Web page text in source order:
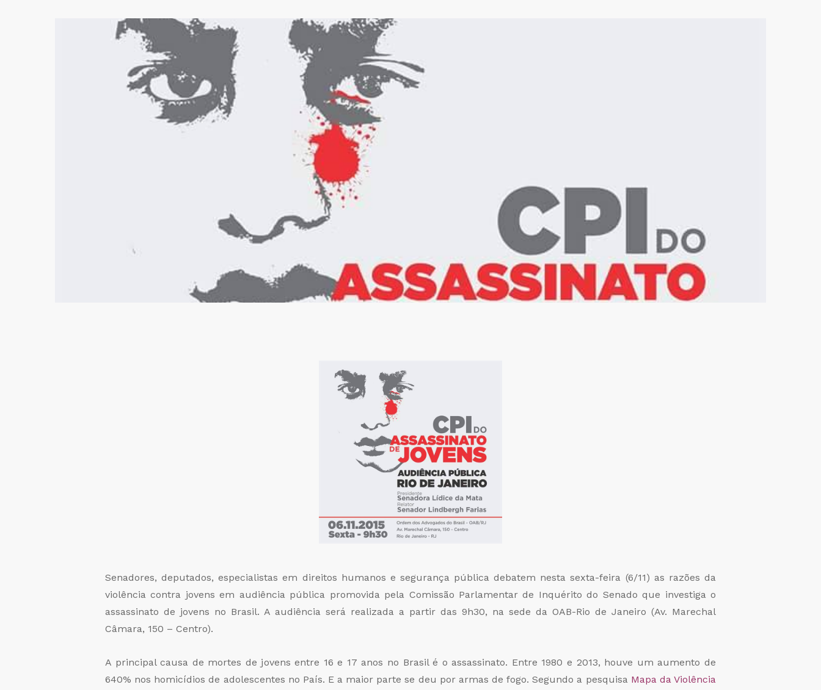
Senadores, deputados, especialistas em direitos humanos e segurança pública debatem nesta sexta-feira (6/11) as razões da
violência contra jovens em audiência pública promovida pela Comissão Parlamentar de Inquérito do Senado que investiga o
assassinato de jovens no Brasil. A audiência será realizada a partir das 9h30, na sede da OAB-Rio de Janeiro (Av. Marechal
Câmara, 150 – Centro).
A principal causa de mortes de jovens entre 16 e 17 anos no Brasil é o assassinato. Entre 1980 e 2013, houve um aumento de
640% nos homicídios de adolescentes no País. E a maior parte se deu por armas de fogo. Segundo a pesquisa Mapa da Violência